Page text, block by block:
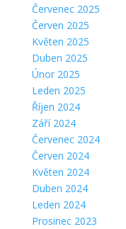
Červenec 2025
Červen 2025
Květen 2025
Duben 2025
Únor 2025
Leden 2025
Říjen 2024
Září 2024
Červenec 2024
Červen 2024
Květen 2024
Duben 2024
Leden 2024
Prosinec 2023